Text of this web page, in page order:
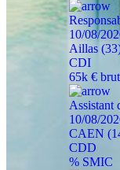
10/08/
Aillas
CDI
65k €
Assistant
10/08/
CAEN
CDD
% SMIC